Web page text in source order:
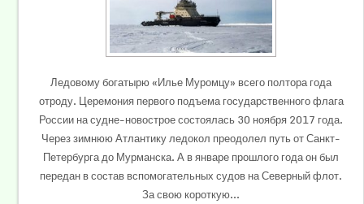
Ледовому богатырю «Илье Муромцу» всего полтора года
отроду. Церемония первого подъема государственного флага
России на судне-новострое состоялась 30 ноября 2017 года.
Через зимнюю Атлантику ледокол преодолел путь от Санкт-
Петербурга до Мурманска. А в январе прошлого года он был
передан в состав вспомогательных судов на Северный флот.
За свою короткую...